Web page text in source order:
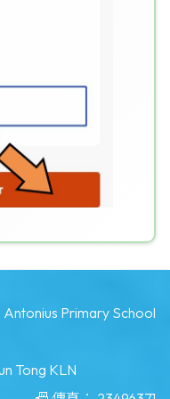
Antonius Primary School
Tong KLN